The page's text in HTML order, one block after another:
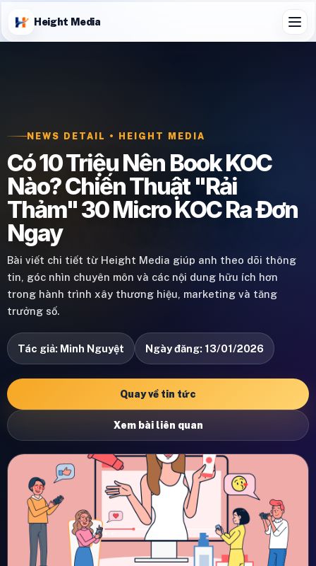
Height Media
NEWS DETAIL • HEIGHT MEDIA
Có 10 Triệu Nên Book KOC
Nào? Chiến Thuật "Rải
Thảm" 30 Micro KOC Ra Đơn
Ngay
Bài viết chi tiết từ Height Media giúp anh theo dõi thông
tin, góc nhìn chuyên môn và các nội dung hữu ích hơn
trong hành trình xây thương hiệu, marketing và tăng
trưởng số.
Tác giả: Minh Nguyệt Ngày đăng: 13/01/2026
Quay về tin tức
Xem bài liên quan